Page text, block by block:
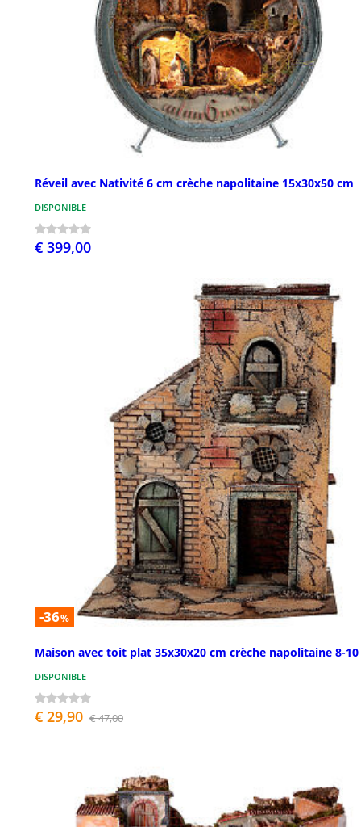
Réveil avec Nativité 6 cm crèche napolitaine 15x30x50 cm
DISPONIBLE
€ 399,00
-36%
Maison avec toit plat 35x30x20 cm crèche napolitaine 8-
DISPONIBLE
€ 29,90 € 47,00